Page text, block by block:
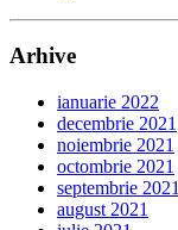
Arhive
ianuarie 2022
decembrie 2021
noiembrie 2021
octombrie 2021
septembrie 2021
august 2021